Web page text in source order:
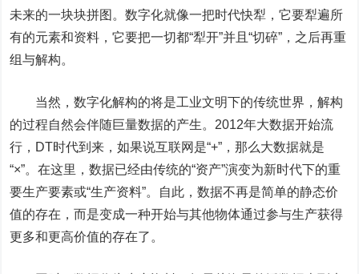
未来的一块块拼图。数字化就像一把时代快犁，它要犁遍所
有的元素和资料，它要把一切都“犁开”并且“切碎”，之后再重
组与解构。
当然，数字化解构的将是工业文明下的传统世界，解构
的过程自然会伴随巨量数据的产生。2012年大数据开始流
行，DT时代到来，如果说互联网是“+”，那么大数据就是
“×”。在这里，数据已经由传统的“资产”演变为新时代下的重
要生产要素或“生产资料”。自此，数据不再是简单的静态价
值的存在，而是变成一种开始与其他物体通过参与生产获得
更多和更高价值的存在了。